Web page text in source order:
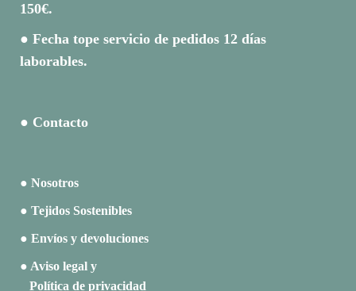
150€.
● Fecha tope servicio de pedidos 12 días
laborables.
● Contacto
● Nosotros
● Tejidos Sostenibles
● Envíos y devoluciones
● Aviso legal y
Política de privacidad